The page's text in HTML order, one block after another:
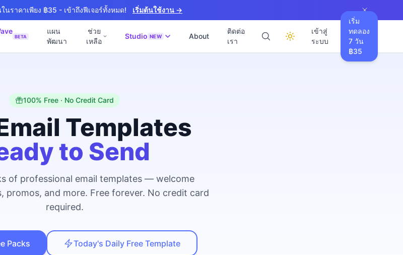
นราคาเพียง ฿35 - เข้าถึงฟีเจอร์ทั้งหมด! เริ่มต้นใช้งาน →
BETA
แผน
พัฒนา
ช่วย
เหลือ
📝
Studio NEW
ปรึกษาฟรี
About
ติดต่อ
เรา
เข้าสู่
ระบบ
เริ่ม
ทดลอง
7 วัน
฿35
100% Free · No Credit Card
Templates
to Send
of professional email templates — welcome
promos, and more. Free forever. No credit card
required.
Packs Today's Daily Free Template